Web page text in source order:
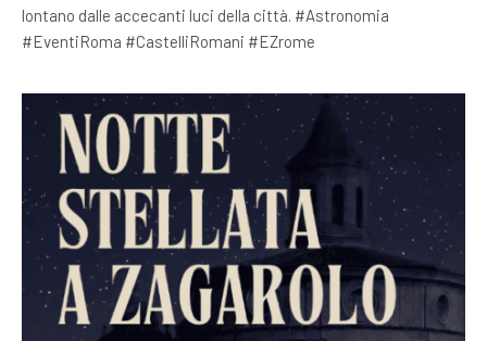
lontano dalle accecanti luci della città. #Astronomia
#EventiRoma #CastelliRomani #EZrome